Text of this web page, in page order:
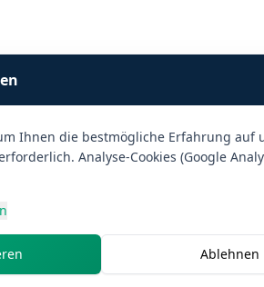
Ihnen die bestmögliche Erfahrung
Analyse-Cookies (Google
Ablehnen